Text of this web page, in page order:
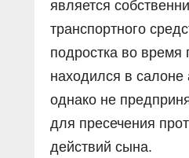
является
транспортного
подростка во время
находился в салоне
однако не
для пресечения
действий сына.